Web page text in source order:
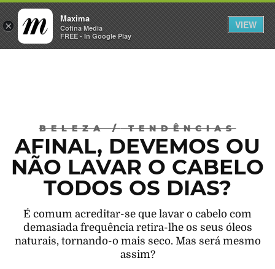
×
Maxima
Cofina Media
FREE - In Google Play
VIEW
INICIAR SESSÃO
BELEZA/ TENDÊNCIAS
AFINAL, DEVEMOS OU
NÃO LAVAR O CABELO
TODOS OS DIAS?
É comum acreditar-se que lavar o cabelo com
demasiada frequência retira-lhe os seus óleos
naturais, tornando-o mais seco. Mas será mesmo
assim?